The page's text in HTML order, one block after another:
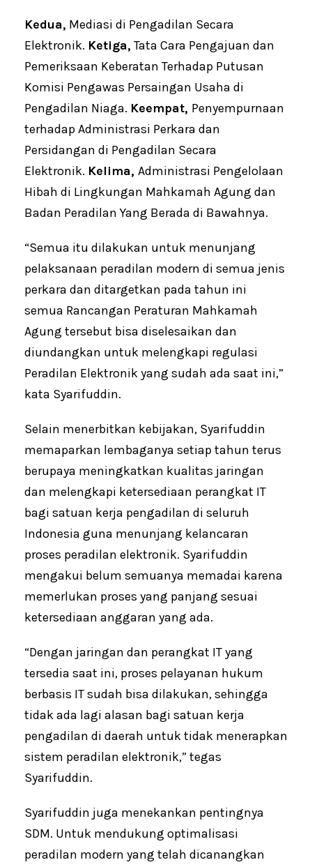
Kedua, Mediasi di Pengadilan Secara
Elektronik. Ketiga, Tata Cara Pengajuan dan
Pemeriksaan Keberatan Terhadap Putusan
Komisi Pengawas Persaingan Usaha di
Pengadilan Niaga. Keempat, Penyempurnaan
terhadap Administrasi Perkara dan
Persidangan di Pengadilan Secara
Elektronik. Kelima, Administrasi Pengelolaan
Hibah di Lingkungan Mahkamah Agung dan
Badan Peradilan Yang Berada di Bawahnya.
“Semua itu dilakukan untuk menunjang
pelaksanaan peradilan modern di semua jenis
perkara dan ditargetkan pada tahun ini
semua Rancangan Peraturan Mahkamah
Agung tersebut bisa diselesaikan dan
diundangkan untuk melengkapi regulasi
Peradilan Elektronik yang sudah ada saat ini,”
kata Syarifuddin.
Selain menerbitkan kebijakan, Syarifuddin
memaparkan lembaganya setiap tahun terus
berupaya meningkatkan kualitas jaringan
dan melengkapi ketersediaan perangkat IT
bagi satuan kerja pengadilan di seluruh
Indonesia guna menunjang kelancaran
proses peradilan elektronik. Syarifuddin
mengakui belum semuanya memadai karena
memerlukan proses yang panjang sesuai
ketersediaan anggaran yang ada.
“Dengan jaringan dan perangkat IT yang
tersedia saat ini, proses pelayanan hukum
berbasis IT sudah bisa dilakukan, sehingga
tidak ada lagi alasan bagi satuan kerja
pengadilan di daerah untuk tidak menerapkan
sistem peradilan elektronik,” tegas
Syarifuddin.
Syarifuddin juga menekankan pentingnya
SDM. Untuk mendukung optimalisasi
peradilan modern yang telah dicanangkan